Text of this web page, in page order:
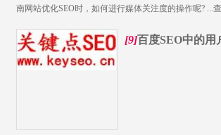
南网站优化SEO时，如何进行媒体关注度的操作呢? ...
[9]百度SEO中的用